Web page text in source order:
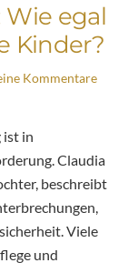
Wie egal
Kinder?
Kommentare
ist in
Claudia
beschreibt
Viele
und